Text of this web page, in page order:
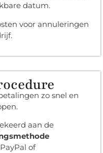
datum.
voor annuleringen
zo snel en
aan de
of